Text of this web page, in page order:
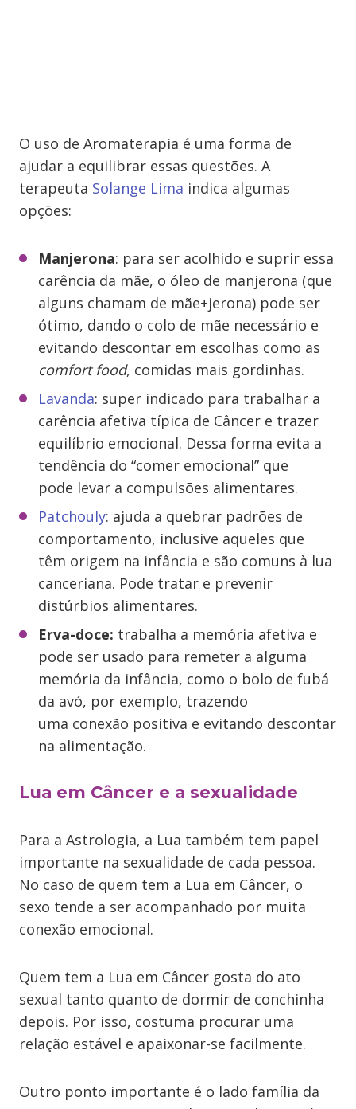
O uso de Aromaterapia é uma forma de
ajudar a equilibrar essas questões. A
terapeuta Solange Lima indica algumas
opções:
Manjerona: para ser acolhido e suprir essa
carência da mãe, o óleo de manjerona (que
alguns chamam de mãe+jerona) pode ser
ótimo, dando o colo de mãe necessário e
evitando descontar em escolhas como as
comfort food, comidas mais gordinhas.
Lavanda: super indicado para trabalhar a
carência afetiva típica de Câncer e trazer
equilíbrio emocional. Dessa forma evita a
tendência do “comer emocional” que
pode levar a compulsões alimentares.
Patchouly: ajuda a quebrar padrões de
comportamento, inclusive aqueles que
têm origem na infância e são comuns à lua
canceriana. Pode tratar e prevenir
distúrbios alimentares.
Erva-doce: trabalha a memória afetiva e
pode ser usado para remeter a alguma
memória da infância, como o bolo de fubá
da avó, por exemplo, trazendo
uma conexão positiva e evitando descontar
na alimentação.
Lua em Câncer e a sexualidade
Para a Astrologia, a Lua também tem papel
importante na sexualidade de cada pessoa.
No caso de quem tem a Lua em Câncer, o
sexo tende a ser acompanhado por muita
conexão emocional.
Quem tem a Lua em Câncer gosta do ato
sexual tanto quanto de dormir de conchinha
depois. Por isso, costuma procurar uma
relação estável e apaixonar-se facilmente.
Outro ponto importante é o lado família da